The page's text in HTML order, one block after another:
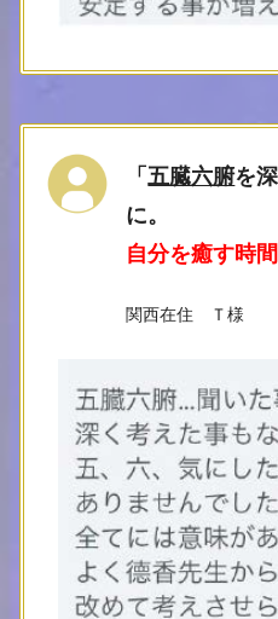
「 五臓六腑を
に。
自分を癒す時間
関西在住 Ｔ様